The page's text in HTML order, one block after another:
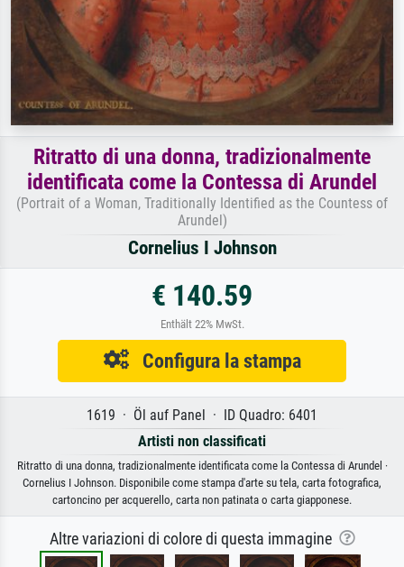
Ritratto di una donna, tradizionalmente
identificata come la Contessa di Arundel
(Portrait of a Woman, Traditionally Identified as the Countess of
Arundel)
Cornelius I Johnson
€ 140.59
Enthält 22% MwSt.
Configura la stampa
1619 · Öl auf Panel · ID Quadro: 6401
Artisti non classificati
Ritratto di una donna, tradizionalmente identificata come la Contessa di Arundel ·
Cornelius I Johnson. Disponibile come stampa d'arte su tela, carta fotografica,
cartoncino per acquerello, carta non patinata o carta giapponese.
Altre variazioni di colore di questa immagine